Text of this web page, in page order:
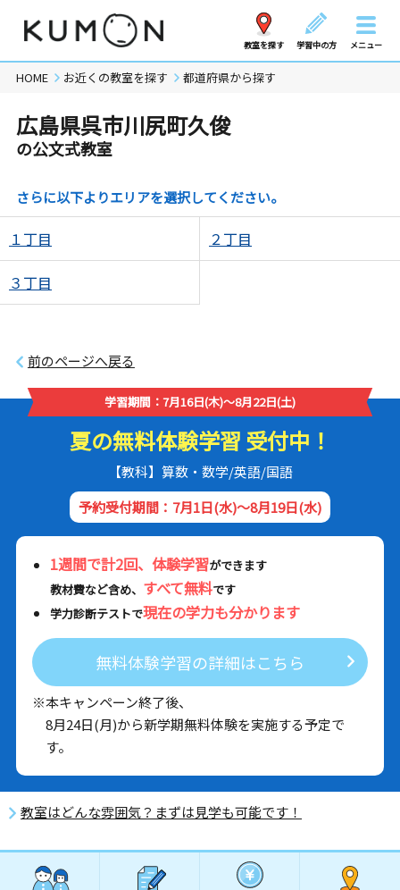
教室を探す 学習中の方 メニュー
HOME お近くの教室を探す 都道府県から探す
広島県呉市川尻町久俊
の公文式教室
さらに以下よりエリアを選択してください。
１丁目 ２丁目
３丁目
前のページへ戻る
学習期間：7月16日(木)～8月22日(土)
夏の無料体験学習 受付中！
【教科】算数・数学/英語/国語
予約受付期間：7月1日(水)～8月19日(水)
1週間で計2回、体験学習ができます
教材費など含め、 すべて無料です
学力診断テストで現在の学力も分かります
無料体験学習の詳細はこちら
※本キャンペーン終了後、
8月24日(月)から新学期無料体験を実施する予定で
す。
教室はどんな雰囲気？まずは見学も可能です！